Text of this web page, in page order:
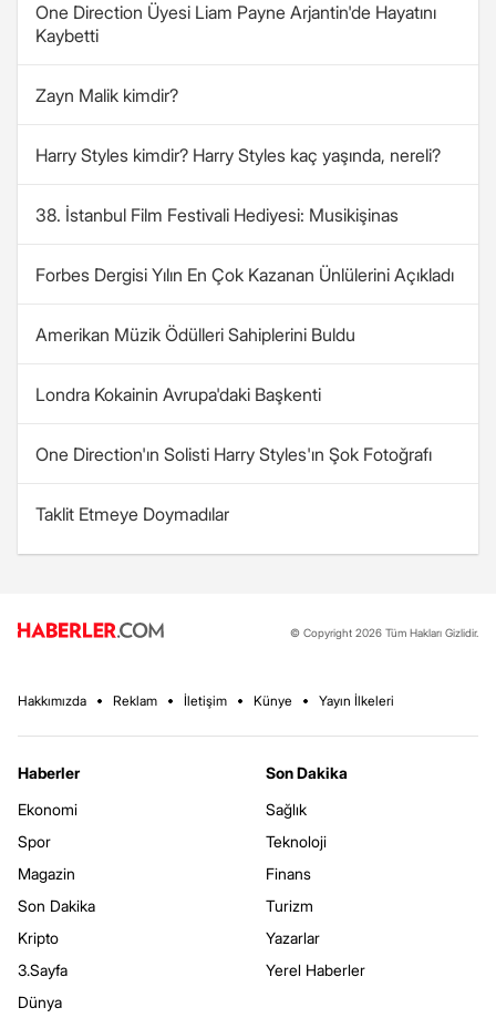
One Direction Üyesi Liam Payne Arjantin'de Hayatını
Kaybetti
Zayn Malik kimdir?
Harry Styles kimdir? Harry Styles kaç yaşında, nereli?
38. İstanbul Film Festivali Hediyesi: Musikişinas
Forbes Dergisi Yılın En Çok Kazanan Ünlülerini Açıkladı
Amerikan Müzik Ödülleri Sahiplerini Buldu
Londra Kokainin Avrupa'daki Başkenti
One Direction'ın Solisti Harry Styles'ın Şok Fotoğrafı
Taklit Etmeye Doymadılar
© Copyright 2026 Tüm Hakları Gizlidir.
Hakkımızda Reklam İletişim Künye Yayın İlkeleri
Haberler
Ekonomi
Spor
Magazin
Son Dakika
Kripto
3.Sayfa
Dünya
Son Dakika
Sağlık
Teknoloji
Finans
Turizm
Yazarlar
Yerel Haberler